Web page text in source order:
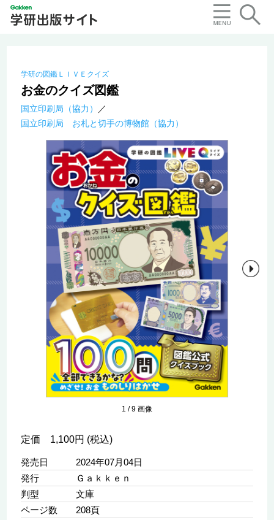
学研の図鑑ＬＩＶＥクイズ
お金のクイズ図鑑
国立印刷局（協力）
国立印刷局 お札と切手の博物館（協力）
1 /9画像
定価 1,100円 (税込)
発売日
2024年07月04日
発行
Ｇａｋｋｅｎ
判型
文庫
ページ数
208頁